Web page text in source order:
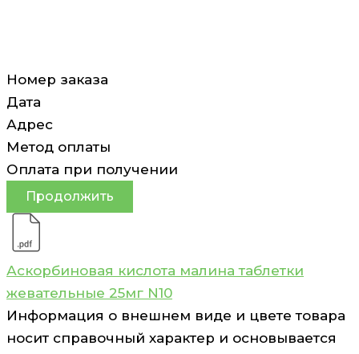
Номер заказа
Дата
Адрес
Метод оплаты
Оплата при получении
Продолжить
Аскорбиновая кислота малина таблетки
жевательные 25мг N10
Информация о внешнем виде и цвете товара
носит справочный характер и основывается